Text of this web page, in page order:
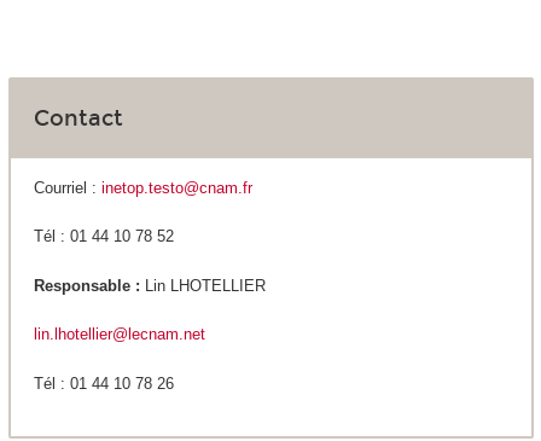
Contact
Courriel : inetop.testo@cnam.fr
Tél : 01 44 10 78 52
Responsable : Lin LHOTELLIER
lin.lhotellier@lecnam.net
Tél : 01 44 10 78 26